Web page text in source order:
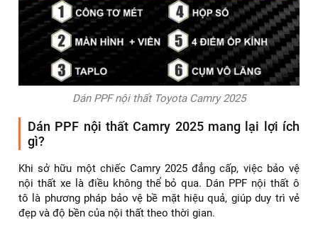
Dán PPF nội thất Toyota Camry 2025
Dán PPF nội thất Camry 2025 mang lại lợi ích
gì?
Khi sở hữu một chiếc Camry 2025 đẳng cấp, việc bảo vệ
nội thất xe là điều không thể bỏ qua. Dán PPF nội thất ô
tô là phương pháp bảo vệ bề mặt hiệu quả, giúp duy trì vẻ
đẹp và độ bền của nội thất theo thời gian.